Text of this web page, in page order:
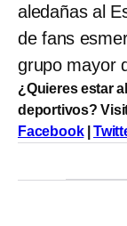
aledañas al
de fans
grupo mayor
¿Quieres estar
deportivos?
Facebook|